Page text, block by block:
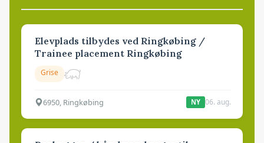
Elevplads tilbydes ved Ringkøbing /
Trainee placement Ringkøbing
Grise
6950, Ringkøbing NY 06. aug.